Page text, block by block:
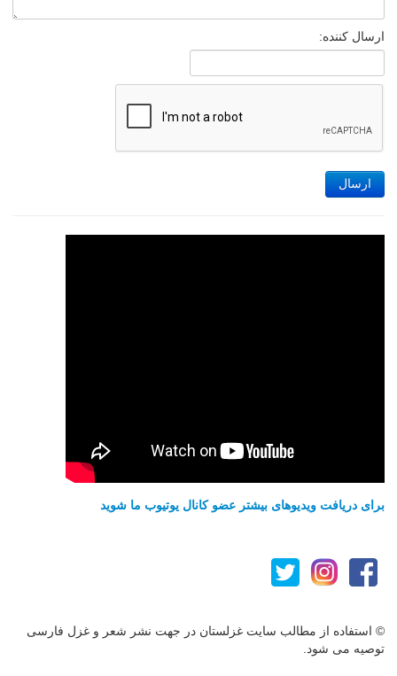
ارسال کننده:
ارسال
برای دریافت ویدیوهای بیشتر عضو کانال یوتیوب ما شوید
© استفاده از مطالب سایت غزلستان در جهت نشر شعر و غزل فارسی
توصیه می شود.